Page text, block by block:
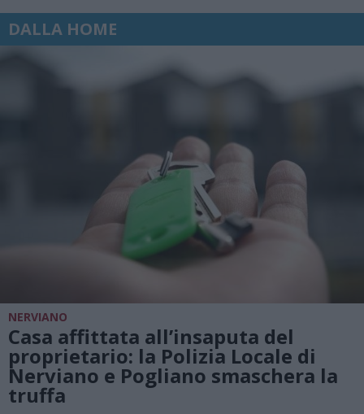
DALLA HOME
NERVIANO
Casa affittata all’insaputa del
proprietario: la Polizia Locale di
Nerviano e Pogliano smaschera la
truffa